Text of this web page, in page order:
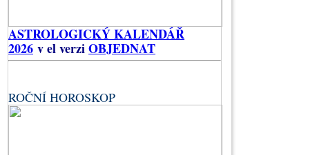
ASTROLOGICKÝ KALENDÁŘ
2026 v el verziOBJEDNAT
ROČNÍ HOROSKOP